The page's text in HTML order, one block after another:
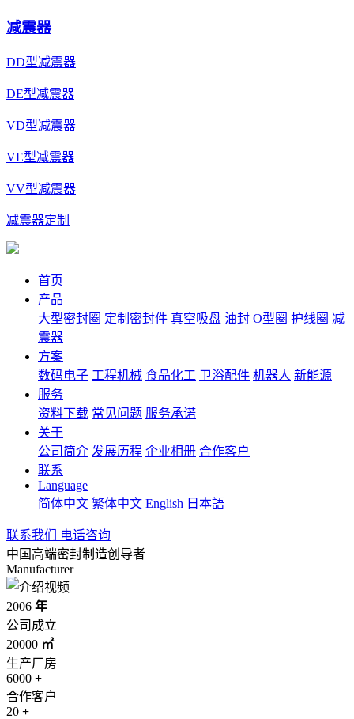
减震器
DD型减震器
DE型减震器
VD型减震器
VE型减震器
VV型减震器
减震器定制
首页
产品
大型密封圈 定制密封件 真空吸盘 油封 O型圈 护线圈 减
震器
方案
数码电子 工程机械 食品化工 卫浴配件 机器人 新能源
服务
资料下载 常见问题 服务承诺
关于
公司简介 发展历程 企业相册 合作客户
联系
Language
简体中文 繁体中文 English 日本語
联系我们
电话咨询
中国高端密封制造创导者
Manufacturer
2006 年
公司成立
20000 ㎡
生产厂房
6000 +
合作客户
20 +